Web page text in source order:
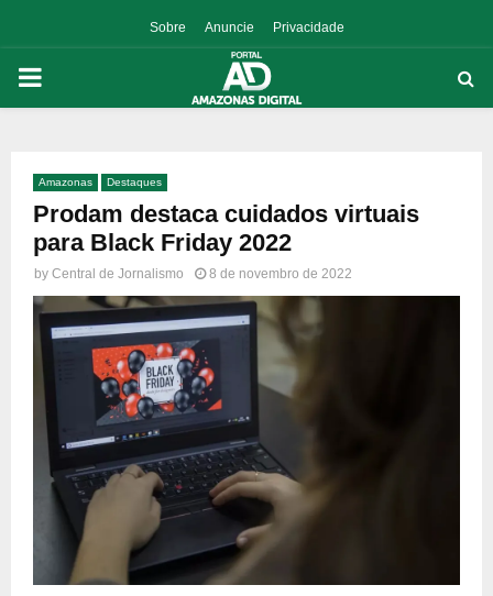
Sobre Anuncie Privacidade
PRIMARY
Amazonas Destaques
Prodam destaca cuidados virtuais
para Black Friday 2022
by Central de Jornalismo 8 de novembro de 2022